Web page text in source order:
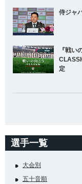
侍ジャ
『戦
定
選手一覧
大会別
五十音順